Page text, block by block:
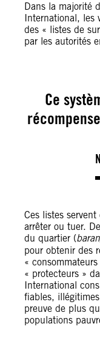
Dans la majorité
International, les
des « listes de
par les autorités
Ce
Ces listes
arrêter ou tuer.
du quartier (
pour obtenir des
«
« protecteurs »
International
fiables,
preuve de plus
populations